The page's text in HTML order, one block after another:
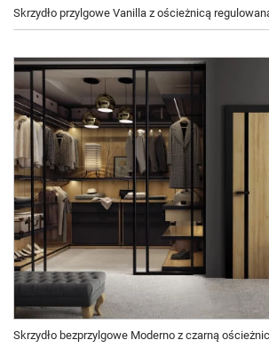
Skrzydło przylgowe Vanilla z ościeżnicą
Skrzydło bezprzylgowe Moderno z czarną